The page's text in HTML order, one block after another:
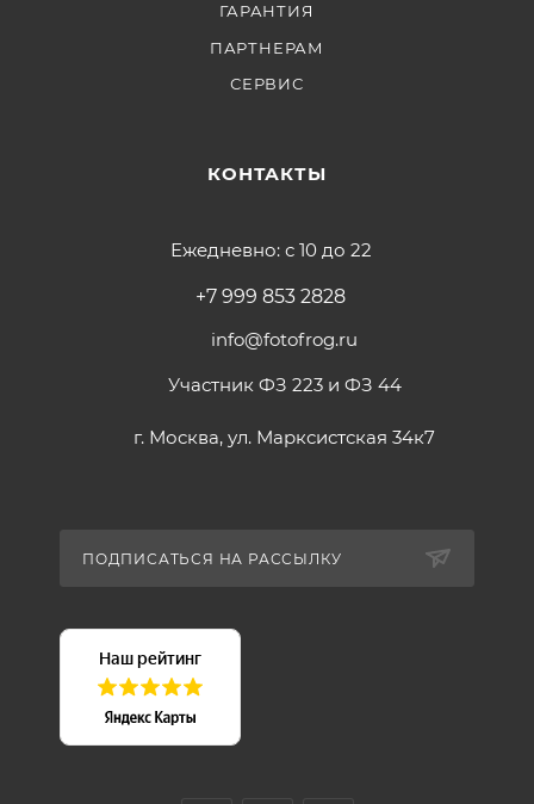
ГАРАНТИЯ
ПАРТНЕРАМ
СЕРВИС
КОНТАКТЫ
Ежедневно: с 10 до 22
+7 999 853 2828
info@fotofrog.ru
Участник ФЗ 223 и ФЗ 44
г. Москва, ул. Марксистская 34к7
ПОДПИСАТЬСЯ НА РАССЫЛКУ